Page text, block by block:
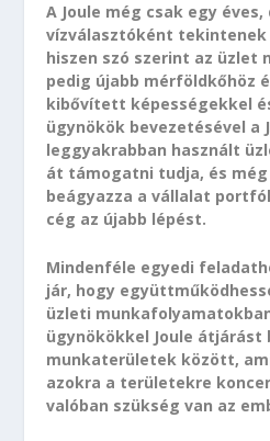
A Joule még csak egy
vízválasztóként tekintenek
hiszen szó szerint az üzlet
pedig újabb mérföldkőhöz
kibővített képességekkel
ügynökök bevezetésével a
leggyakrabban használt
át támogatni tudja, és még
beágyazza a vállalat
cég az újabb lépést.
Mindenféle egyedi
jár, hogy
üzleti
ügynökökkel Joule
munkaterületek között,
azokra a területekre
valóban szükség van az